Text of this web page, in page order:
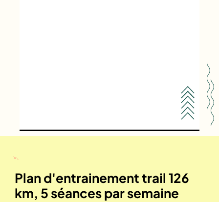
Plan d'entrainement trail 126
km, 5 séances par semaine